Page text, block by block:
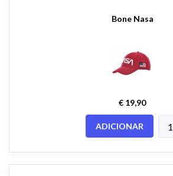
Bone Nasa
€ 19,90
ADICIONAR